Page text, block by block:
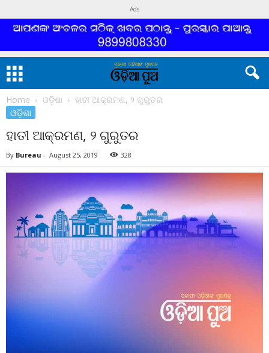
Ads
Home ଓଡ଼ିଶା ହାତୀ ଆକ୍ରମଣ, ୨ ଗୁରୁତର
ଓଡ଼ିଶା
ହାତୀ ଆକ୍ରମଣ, ୨ ଗୁରୁତର
By Bureau - August 25, 2019 328